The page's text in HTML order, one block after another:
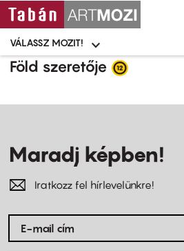
Ugrás
Moziválasztó
menü
VÁLASSZ MOZIT!
Föld szeretője
Maradj képben!
Iratkozz fel hírlevelünkre!